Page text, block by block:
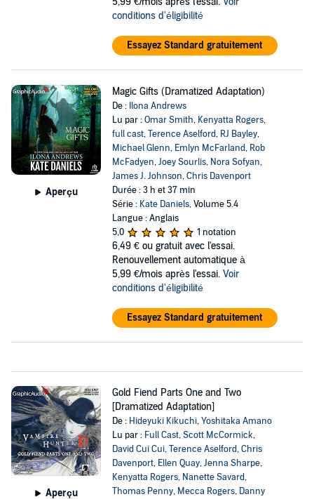
conditions d'éligibilité
Essayez Standard gratuitement
Aperçu
Magic Gifts (Dramatized Adaptation)
De : Ilona Andrews
Lu par :Omar Smith, Kenyatta Rogers,
full cast,Terence Aselford, RJ Bayley,
Michael Glenn, Emlyn McFarland, Rob
McFadyen,Joey Sourlis, Nora Sofyan,
James J. Johnson,Chris Davenport
Durée : 3 h et 37 min
Série : Kate Daniels, Volume 5.4
Langue : Anglais
5,0
1 notation
6,49 € ou gratuit avec l'essai.
Renouvellement automatique à
5,99 €/mois après l'essai. Voir
conditions d'éligibilité
Essayez Standard gratuitement
Aperçu
Gold Fiend Parts One and Two
[Dramatized Adaptation]
De : Hideyuki Kikuchi,Yoshitaka Amano
Lu par : Full Cast,Scott McCormick,
David Cui Cui,Terence Aselford,Chris
Davenport, Ellen Quay,Jenna Sharpe,
Kenyatta Rogers, Nanette Savard,
Thomas Penny, Mecca Rogers, Danny